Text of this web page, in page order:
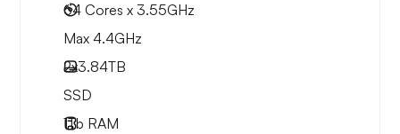
64 Cores x 3.55GHz
Max 4.4GHz
2x3.84TB
SSD
1Tb RAM